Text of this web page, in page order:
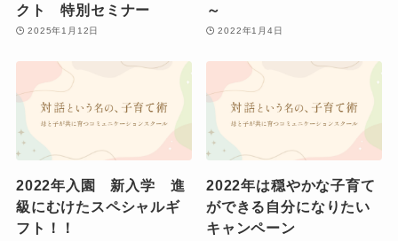
クト 特別セミナー
2025年1月12日
～
2022年1月4日
2022年入園 新入学 進
級にむけたスペシャルギ
フト！！
2022年は穏やかな子育て
ができる自分になりたい
キャンペーン